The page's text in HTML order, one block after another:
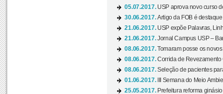
05.07.2017. USP aprova novo curso
30.06.2017.Artigo da FOB é
21.06.2017. USP expõe Palavras,
21.06.2017.Jornal Campus USP –
08.06.2017.Tomaram posse os
08.06.2017.Corrida de Revezamento
08.06.2017.Seleção de pacientes
01.06.2017.
III Semana do Meio
25.05.2017. Prefeitura reforma